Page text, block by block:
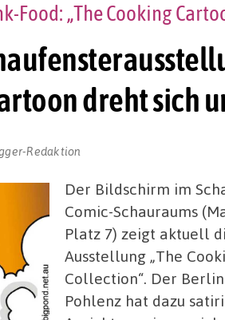
dreht sich
Food: „The Cooking
Redaktion
Der Bildschirm im
Comic-Schauraums
Platz 7) zeigt aktuell
Ausstellung „The
Collection“. Der
Pohlenz hat dazu